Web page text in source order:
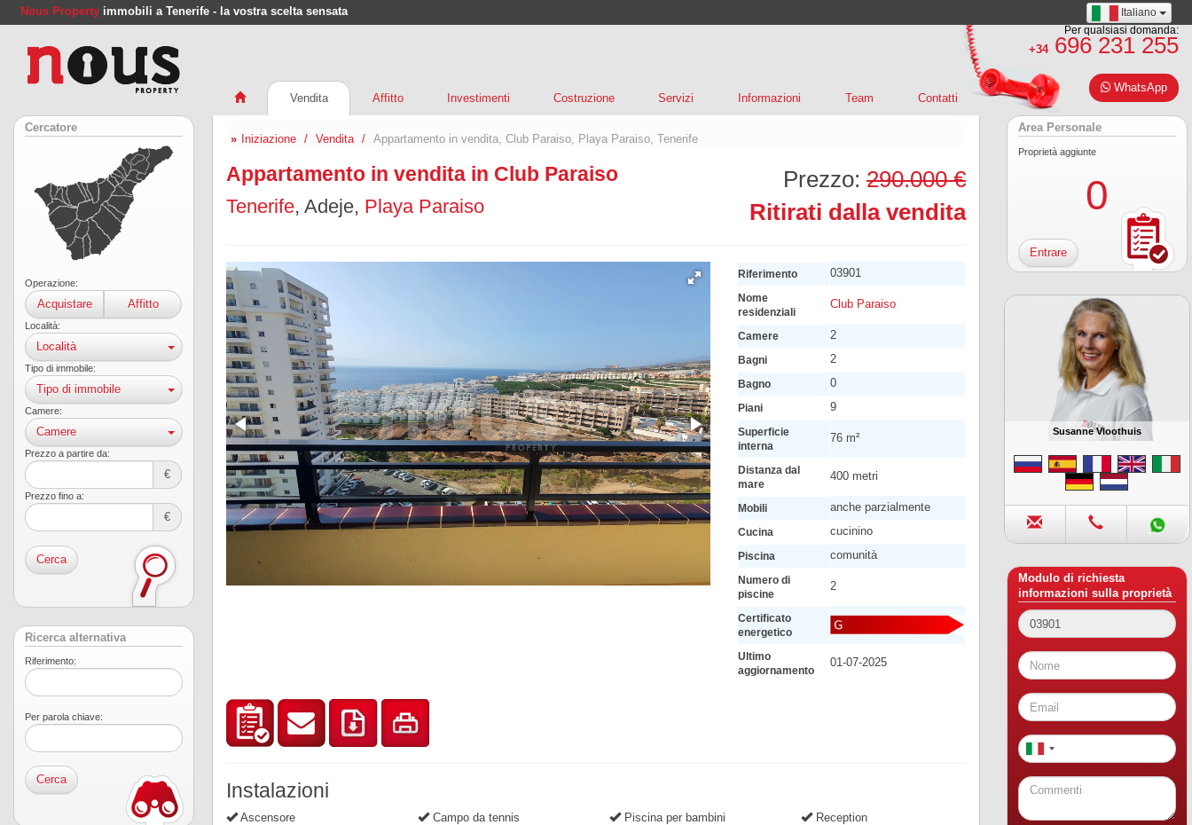
Nous Property immobili a Tenerife - la vostra scelta sensata Italiano
Cercatore
Operazione:
Acquistare Affitto
Località:
Località
Tipo di immobile:
Tipo di immobile
Camere:
Camere
Prezzo a partire da:
€
Prezzo fino a:
€
Cerca
Ricerca alternativa
Riferimento:
Per parola chiave:
Vendita Affitto Investimenti Costruzione Servizi Informazioni Team Contatti
Iniziazione Vendita Appartamento in vendita, Club Paraiso, Playa Paraiso, Tenerife
Prezzo: 290.000 €
Ritirati dalla vendita
Appartamento in vendita in Club Paraiso
Tenerife, Adeje, Playa Paraiso
Riferimento 03901
Nome
residenziali
Club Paraiso
Camere 2
Bagni 2
Bagno 0
Piani 9
Superficie
interna
76 m²
Distanza dal
mare
400 metri
Mobili anche parzialmente
Cucina cucinino
Piscina comunità
Numero di
piscine
2
Certificato
energetico
Ultimo
aggiornamento
01-07-2025
Instalazioni
Ascensore Campo da tennis Piscina per bambini
Reception
Per qualsiasi domanda:
+34696 231 255
WhatsApp
Area Personale
Proprietà aggiunte
0
Entrare
Susanne Vloothuis
Modulo di richiesta
informazioni sulla proprietà